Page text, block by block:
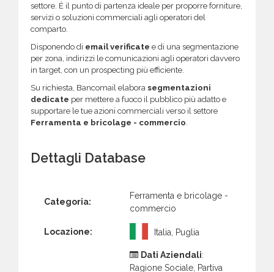
settore. È il punto di partenza ideale per proporre forniture,
servizi o soluzioni commerciali agli operatori del
comparto.
Disponendo di email verificate e di una segmentazione
per zona, indirizzi le comunicazioni agli operatori davvero
in target, con un prospecting più efficiente.
Su richiesta, Bancomail elabora segmentazioni
dedicate per mettere a fuoco il pubblico più adatto e
supportare le tue azioni commerciali verso il settore
Ferramenta e bricolage - commercio.
Dettagli Database
Categoria:
Ferramenta e bricolage -
commercio
Locazione: Italia, Puglia
Dati Aziendali:
Ragione Sociale, Partiva